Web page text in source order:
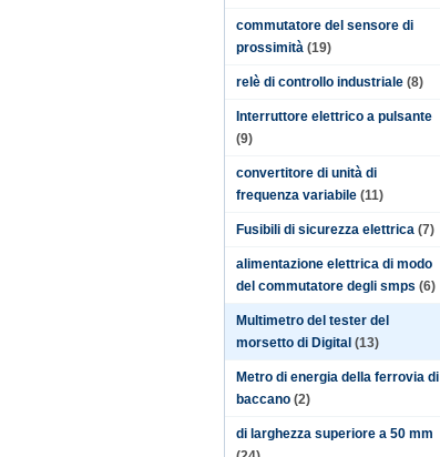
commutatore del sensore di
prossimità (19)
relè di controllo industriale (8)
Interruttore elettrico a pulsante
(9)
convertitore di unità di
frequenza variabile (11)
Fusibili di sicurezza elettrica (7)
alimentazione elettrica di modo
del commutatore degli smps (6)
Multimetro del tester del
morsetto di Digital (13)
Metro di energia della ferrovia di
baccano (2)
di larghezza superiore a 50 mm